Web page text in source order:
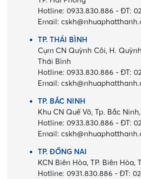
Hotline: 0933.830.886 -ĐT:
Email:
TP. THÁI BÌNH
Cụm CN Quỳnh Côi, H.
Thái Bình
Hotline: 0933.830.886 -ĐT:
Email:
TP. BẮC NINH
Khu CN Quế Võ, Tp. Bắc
Hotline: 0933.830.886 -ĐT:
Email:
TP. ĐỒNG NAI
KCN Biên Hòa, TP. Biên Hòa,
Hotline: 0931.830.886 -ĐT: